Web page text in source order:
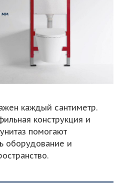
каждый сантиметр.
конструкция и
помогают
оборудование и